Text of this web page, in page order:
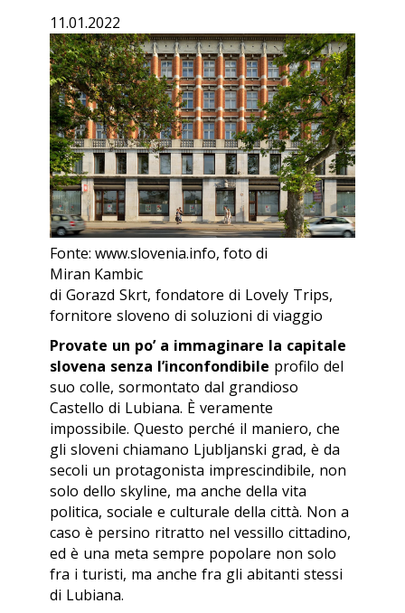
11.01.2022
Fonte: www.slovenia.info, foto di
Miran Kambic
di Gorazd Skrt, fondatore di Lovely Trips,
fornitore sloveno di soluzioni di viaggio
Provate un po’ a immaginare la capitale
slovena senza l’inconfondibile profilo del
suo colle, sormontato dal grandioso
Castello di Lubiana. È veramente
impossibile. Questo perché il maniero, che
gli sloveni chiamano Ljubljanski grad, è da
secoli un protagonista imprescindibile, non
solo dello skyline, ma anche della vita
politica, sociale e culturale della città. Non a
caso è persino ritratto nel vessillo cittadino,
ed è una meta sempre popolare non solo
fra i turisti, ma anche fra gli abitanti stessi
di Lubiana.